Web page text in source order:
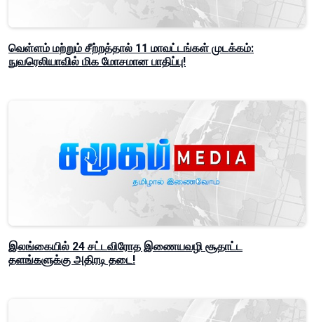
வெள்ளம் மற்றும் சீற்றத்தால் 11 மாவட்டங்கள் முடக்கம்:
நுவரெலியாவில் மிக மோசமான பாதிப்பு!
இலங்கையில் 24 சட்டவிரோத இணையவழி சூதாட்ட
தளங்களுக்கு அதிரடி தடை!